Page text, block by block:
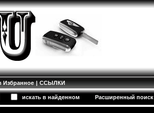
Избранное | ССЫЛКИ
искать в найденном Расширенный поиск